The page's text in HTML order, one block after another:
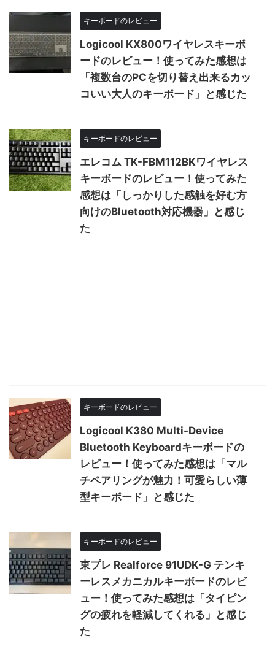
キーボードのレビュー
Logicool KX800ワイヤレスキーボ
ードのレビュー！使ってみた感想は
「複数台のPCを切り替え出来るカッ
コいい大人のキーボード」と感じた
キーボードのレビュー
エレコム TK-FBM112BKワイヤレス
キーボードのレビュー！使ってみた
感想は「しっかりした感触を好む方
向けのBluetooth対応機器」と感じ
た
キーボードのレビュー
Logicool K380 Multi-Device
Bluetooth Keyboardキーボードの
レビュー！使ってみた感想は「マル
チペアリングが魅力！可愛らしい薄
型キーボード」と感じた
キーボードのレビュー
東プレ Realforce 91UDK-G テンキ
ーレスメカニカルキーボードのレビ
ュー！使ってみた感想は「タイピン
グの疲れを軽減してくれる」と感じ
た